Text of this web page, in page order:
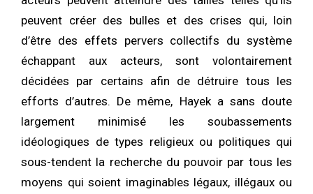
peuvent créer des bulles et des crises qui, loin
d’être des effets pervers collectifs du système
échappant aux acteurs, sont volontairement
décidées par certains afin de détruire tous les
efforts d’autres. De même, Hayek a sans doute
largement minimisé les soubassements
idéologiques de types religieux ou politiques qui
sous-tendent la recherche du pouvoir par tous les
moyens qui soient imaginables légaux, illégaux ou